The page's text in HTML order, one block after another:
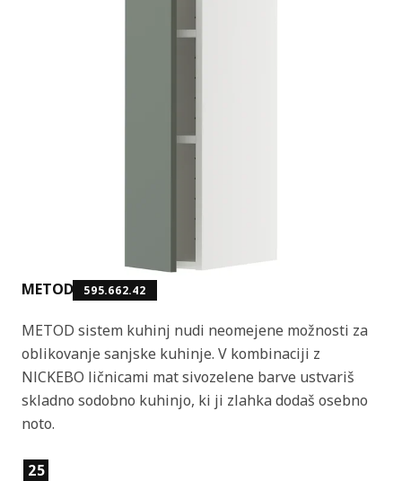
METOD 595.662.42
METOD sistem kuhinj nudi neomejene možnosti za
oblikovanje sanjske kuhinje. V kombinaciji z
NICKEBO ličnicami mat sivozelene barve ustvariš
skladno sodobno kuhinjo, ki ji zlahka dodaš osebno
noto.
Lastnosti izdelka
25